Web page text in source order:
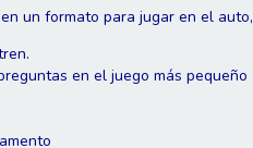
un formato para jugar en el auto,
en el juego más pequeño